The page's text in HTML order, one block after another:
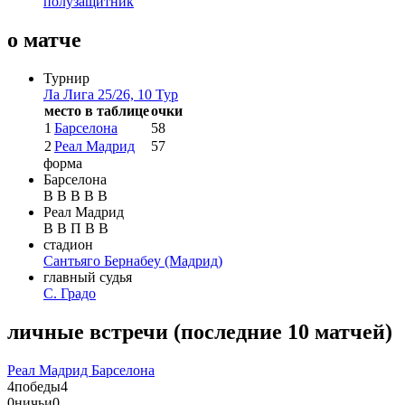
о матче
Турнир
Ла Лига 25/26, 10 Тур
место в таблицеочки
1 Барселона
58
2 Реал Мадрид
57
форма
Барселона
В В В В В
Реал Мадрид
В В П В В
стадион
Сантьяго Бернабеу (Мадрид)
главный судья
С. Градо
личные встречи (последние 10 матчей)
Реал Мадрид Барселона
4победы4